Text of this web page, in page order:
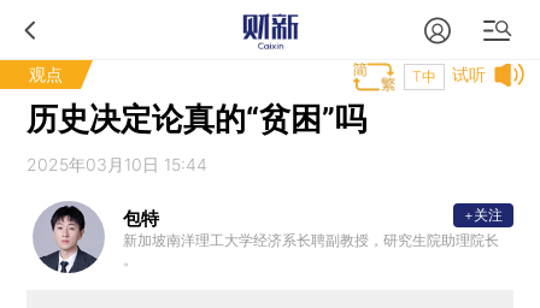
观点 试听
T中
历史决定论真的“贫困”吗
2025年03月10日 15:44
包特
新加坡南洋理工大学经济系长聘副教授，研究生院助理院长
。
+关注